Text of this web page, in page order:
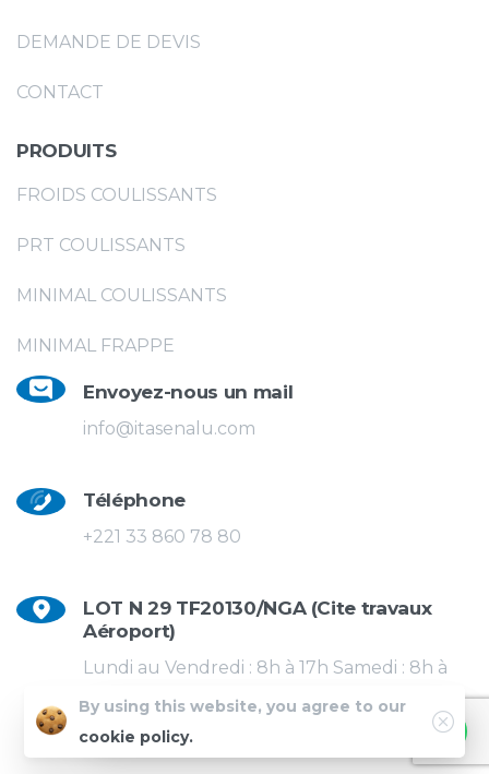
DEMANDE DE DEVIS
CONTACT
PRODUITS
FROIDS COULISSANTS
PRT COULISSANTS
MINIMAL COULISSANTS
MINIMAL FRAPPE
Envoyez-nous un mail
info@itasenalu.com
Téléphone
+221 33 860 78 80
LOT N 29 TF20130/NGA (Cite travaux
Aéroport)
Lundi au Vendredi : 8h à 17h Samedi : 8h à
12h
By using this website, you agree to our
cookie policy.
Close
Comment puis-je vous aider ?